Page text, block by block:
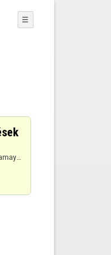
☰